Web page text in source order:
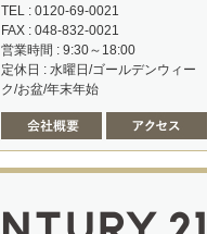
TEL : 0120-69-0021
FAX : 048-832-0021
営業時間 : 9:30～18:00
定休日 : 水曜日/ゴールデンウィー
ク/お盆/年末年始